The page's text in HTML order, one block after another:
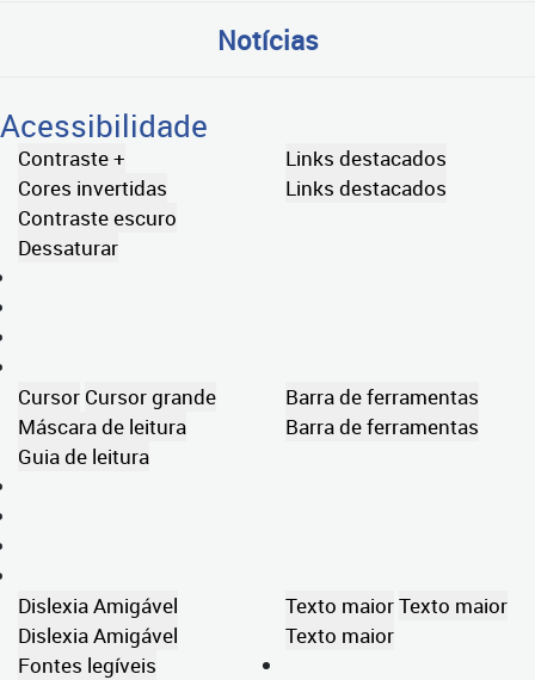
Notícias
Acessibilidade
Contraste +
Cores invertidas
Contraste escuro
Dessaturar
Links destacados
Links destacados
Cursor Cursor grande
Máscara de leitura
Guia de leitura
Barra de ferramentas
Barra de ferramentas
Dislexia Amigável
Dislexia Amigável
Fontes legíveis
Texto maiorTexto maior
Texto maior